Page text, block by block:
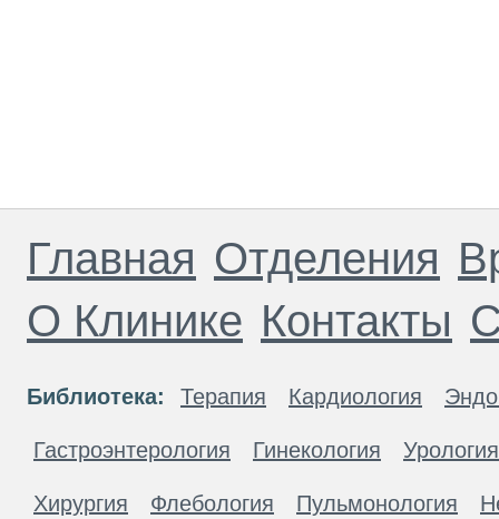
Главная Отделения
О Клинике Контакты
Библиотека: Терапия Кардиология
Гастроэнтерология Гинекология Урология
Хирургия Флебология Пульмонология